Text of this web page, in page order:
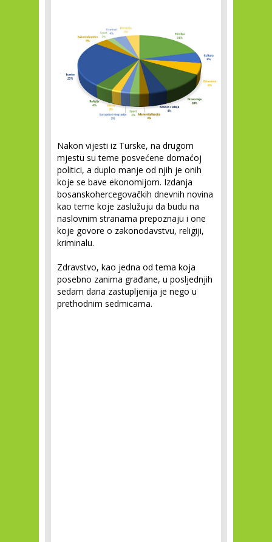
Nakon vijesti iz Turske, na drugom
mjestu su teme posvećene domaćoj
politici, a duplo manje od njih je onih
koje se bave ekonomijom. Izdanja
bosanskohercegovačkih dnevnih novina
kao teme koje zaslužuju da budu na
naslovnim stranama prepoznaju i one
koje govore o zakonodavstvu, religiji,
kriminalu.
Zdravstvo, kao jedna od tema koja
posebno zanima građane, u posljednjih
sedam dana zastupljenija je nego u
prethodnim sedmicama.